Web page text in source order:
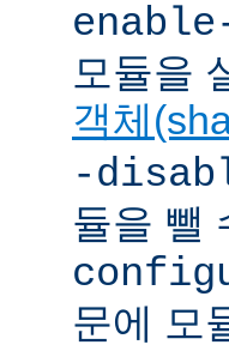
모듈을
객체
-
듈을 뺄
문에 모